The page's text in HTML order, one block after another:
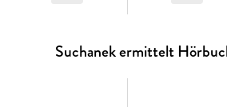
Suchanek ermittelt